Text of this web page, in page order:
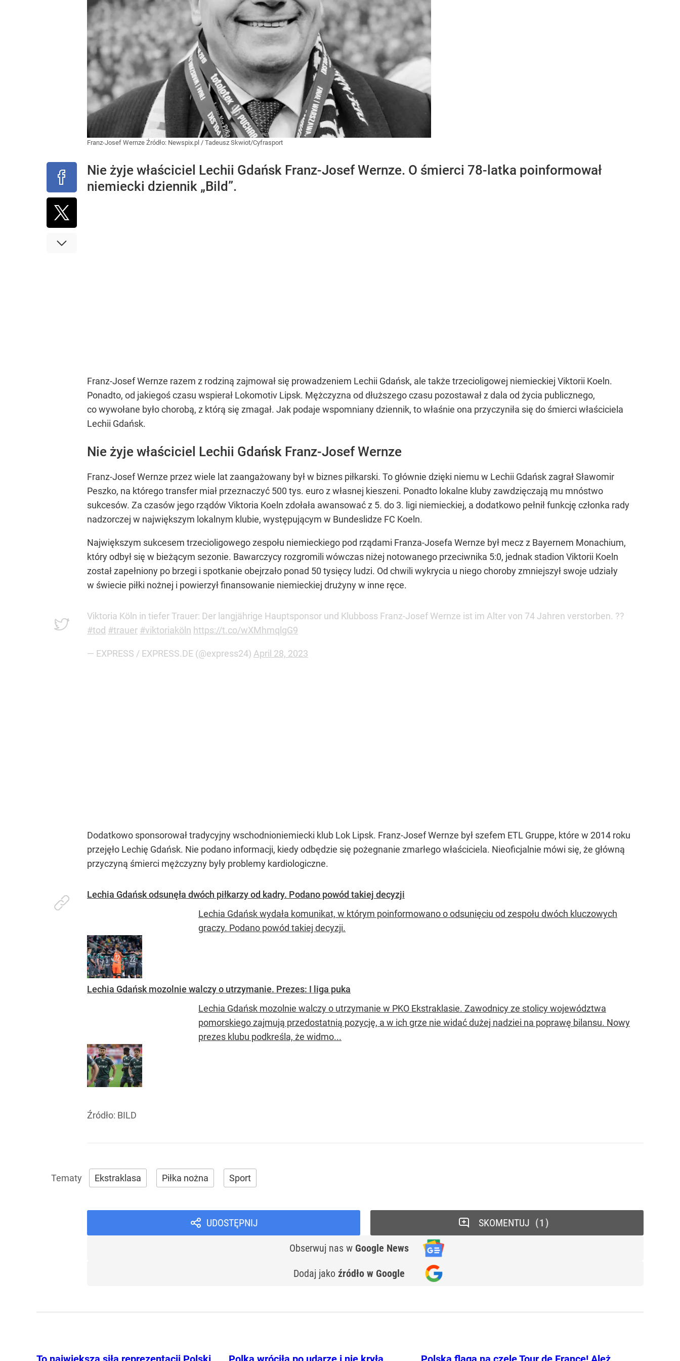
Franz-Josef Wernze Źródło: Newspix.pl / Tadeusz Skwiot/Cyfrasport
Nie żyje właściciel Lechii Gdańsk Franz-Josef Wernze. O śmierci 78-latka poinformował
niemiecki dziennik „Bild”.
Franz-Josef Wernze razem z rodziną zajmował się prowadzeniem Lechii Gdańsk, ale także trzecioligowej niemieckiej Viktorii Koeln.
Ponadto, od jakiegoś czasu wspierał Lokomotiv Lipsk. Mężczyzna od dłuższego czasu pozostawał z dala od życia publicznego,
co wywołane było chorobą, z którą się zmagał. Jak podaje wspomniany dziennik, to właśnie ona przyczyniła się do śmierci właściciela
Lechii Gdańsk.
Nie żyje właściciel Lechii Gdańsk Franz-Josef Wernze
Franz-Josef Wernze przez wiele lat zaangażowany był w biznes piłkarski. To głównie dzięki niemu w Lechii Gdańsk zagrał Sławomir
Peszko, na którego transfer miał przeznaczyć 500 tys. euro z własnej kieszeni. Ponadto lokalne kluby zawdzięczają mu mnóstwo
sukcesów. Za czasów jego rządów Viktoria Koeln zdołała awansować z 5. do 3. ligi niemieckiej, a dodatkowo pełnił funkcję członka rady
nadzorczej w największym lokalnym klubie, występującym w Bundeslidze FC Koeln.
Największym sukcesem trzecioligowego zespołu niemieckiego pod rządami Franza-Josefa Wernze był mecz z Bayernem Monachium,
który odbył się w bieżącym sezonie. Bawarczycy rozgromili wówczas niżej notowanego przeciwnika 5:0, jednak stadion Viktorii Koeln
został zapełniony po brzegi i spotkanie obejrzało ponad 50 tysięcy ludzi. Od chwili wykrycia u niego choroby zmniejszył swoje udziały
w świecie piłki nożnej i powierzył finansowanie niemieckiej drużyny w inne ręce.
Viktoria Köln in tiefer Trauer: Der langjährige Hauptsponsor und Klubboss Franz-Josef Wernze ist im Alter von 74 Jahren verstorben. ?️?
#tod #trauer #viktoriaköln https://t.co/wXMhmqlgG9
— EXPRESS / EXPRESS.DE (@express24) April 28, 2023
Dodatkowo sponsorował tradycyjny wschodnioniemiecki klub Lok Lipsk. Franz-Josef Wernze był szefem ETL Gruppe, które w 2014 roku
przejęło Lechię Gdańsk. Nie podano informacji, kiedy odbędzie się pożegnanie zmarłego właściciela. Nieoficjalnie mówi się, że główną
przyczyną śmierci mężczyzny były problemy kardiologiczne.
Lechia Gdańsk odsunęła dwóch piłkarzy od kadry. Podano powód takiej decyzji
Lechia Gdańsk wydała komunikat, w którym poinformowano o odsunięciu od zespołu dwóch kluczowych
graczy. Podano powód takiej decyzji.
Lechia Gdańsk mozolnie walczy o utrzymanie. Prezes: I liga puka
Lechia Gdańsk mozolnie walczy o utrzymanie w PKO Ekstraklasie. Zawodnicy ze stolicy województwa
pomorskiego zajmują przedostatnią pozycję, a w ich grze nie widać dużej nadziei na poprawę bilansu. Nowy
prezes klubu podkreśla, że widmo...
Źródło: BILD
Ekstraklasa Piłka nożna Sport
UDOSTĘPNIJ
Obserwuj nas w Google News
Dodaj jako źródło w Google
SKOMENTUJ 1